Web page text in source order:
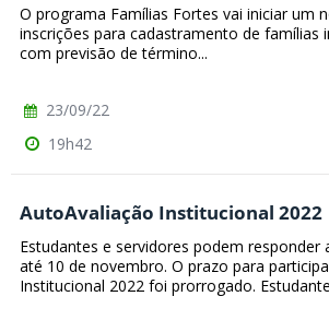
O programa Famílias Fortes vai iniciar um
inscrições para cadastramento de famílias
com previsão de término...
23/09/22
19h42
AutoAvaliação Institucional 2022
Estudantes e servidores podem responder
até 10 de novembro. O prazo para
Institucional 2022 foi prorrogado.